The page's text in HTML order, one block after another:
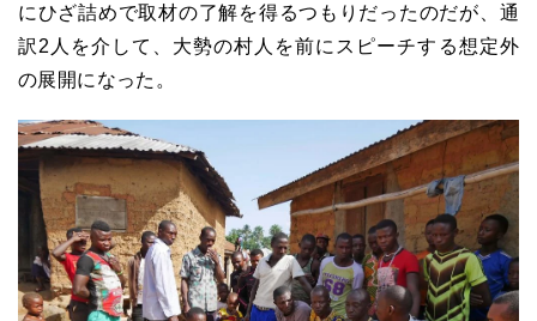
にひざ詰めで取材の了解を得るつもりだったのだが、通
訳2人を介して、大勢の村人を前にスピーチする想定外
の展開になった。